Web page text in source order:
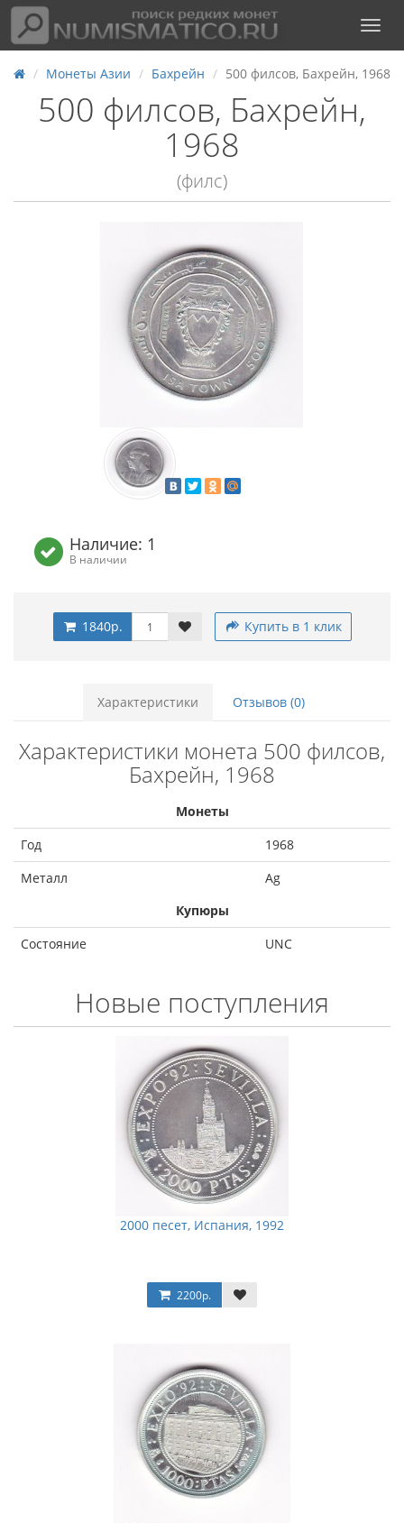
Монеты Азии Бахрейн 500 филсов, Бахрейн, 1968
500 филсов, Бахрейн,
1968
(филс)
Наличие: 1
В наличии
1840р. Купить в 1 клик
Характеристики Отзывов (0)
Характеристики монета 500 филсов,
Бахрейн, 1968
Монеты
Год
1968
Металл
Ag
Купюры
Состояние
UNC
Новые поступления
2000 песет, Испания, 1992
2200р.